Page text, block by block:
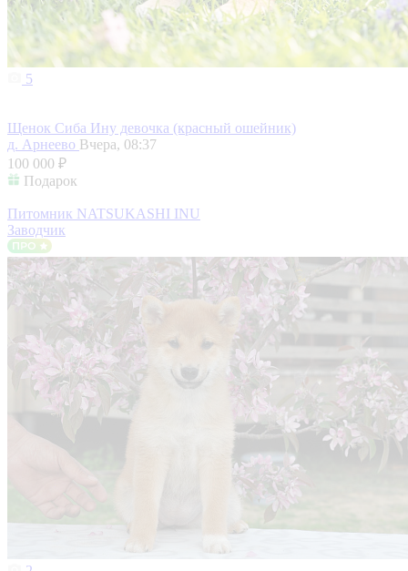
5
Щенок Сиба Ину девочка (красный ошейник)
д. Арнеево Вчера, 08:37
100 000 ₽
Подарок
Питомник NATSUKASHI INU
Заводчик